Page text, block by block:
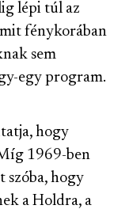
lépi túl az
fénykorában
sem
egy program.
hogy
1969-ben
szóba, hogy
a Holdra, a